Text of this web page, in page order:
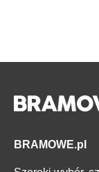
BRAMOWE.pl